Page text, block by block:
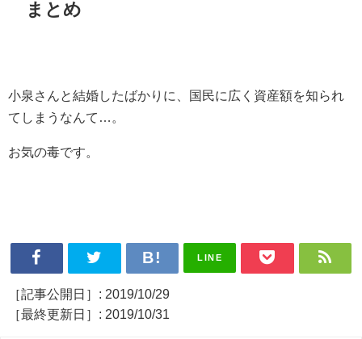
まとめ
小泉さんと結婚したばかりに、国民に広く資産額を知られ
てしまうなんて…。
お気の毒です。
LINE
［記事公開日］: 2019/10/29
［最終更新日］: 2019/10/31